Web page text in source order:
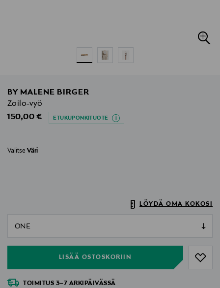
BY MALENE BIRGER
Zoilo-vyö
Original Price
150,00 € ETUKUPONKITUOTE
Valitse Väri
LÖYDÄ OMA KOKOSI
LISÄÄ OSTOSKORIIN
null
TOIMITUS 3–7 ARKIPÄIVÄSSÄ